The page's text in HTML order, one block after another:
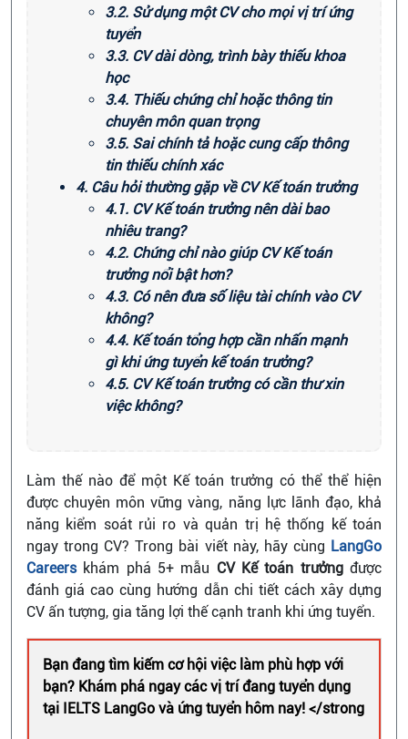
3.2. Sử dụng một CV cho mọi vị trí ứng
tuyển
3.3. CV dài dòng, trình bày thiếu khoa
học
3.4. Thiếu chứng chỉ hoặc thông tin
chuyên môn quan trọng
3.5. Sai chính tả hoặc cung cấp thông
tin thiếu chính xác
4. Câu hỏi thường gặp về CV Kế toán trưởng
4.1. CV Kế toán trưởng nên dài bao
nhiêu trang?
4.2. Chứng chỉ nào giúp CV Kế toán
trưởng nổi bật hơn?
4.3. Có nên đưa số liệu tài chính vào CV
không?
4.4. Kế toán tổng hợp cần nhấn mạnh
gì khi ứng tuyển kế toán trưởng?
4.5. CV Kế toán trưởng có cần thư xin
việc không?
Làm thế nào để một Kế toán trưởng có thể thể hiện
được chuyên môn vững vàng, năng lực lãnh đạo, khả
năng kiểm soát rủi ro và quản trị hệ thống kế toán
ngay trong CV? Trong bài viết này, hãy cùng LangGo
Careerskhám phá 5+ mẫu CV Kế toán trưởngđược
đánh giá cao cùng hướng dẫn chi tiết cách xây dựng
CV ấn tượng, gia tăng lợi thế cạnh tranh khi ứng tuyển.
Bạn đang tìm kiếm cơ hội việc làm phù hợp với
bạn? Khám phá ngay các vị trí đang tuyển dụng
tại IELTS LangGo và ứng tuyển hôm nay! </strong